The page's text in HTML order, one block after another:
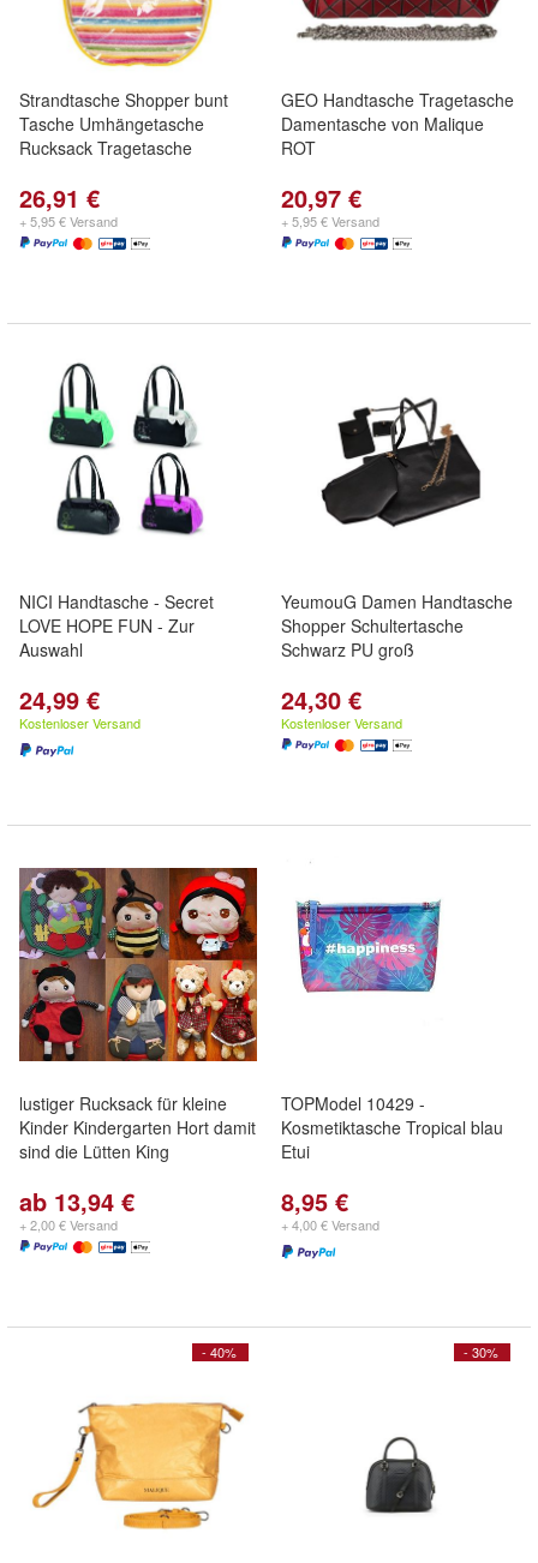
Strandtasche Shopper bunt
Tasche Umhängetasche
Rucksack Tragetasche
26,91 €
+ 5,95 € Versand
GEO Handtasche Tragetasche
Damentasche von Malique
ROT
20,97 €
+ 5,95 € Versand
NICI Handtasche - Secret
LOVE HOPE FUN - Zur
Auswahl
24,99 €
Kostenloser Versand
YeumouG Damen Handtasche
Shopper Schultertasche
Schwarz PU groß
24,30 €
Kostenloser Versand
lustiger Rucksack für kleine
Kinder Kindergarten Hort damit
sind die Lütten King
ab 13,94 €
+ 2,00 € Versand
TOPModel 10429 -
Kosmetiktasche Tropical blau
Etui
8,95 €
+ 4,00 € Versand
- 40% - 30%